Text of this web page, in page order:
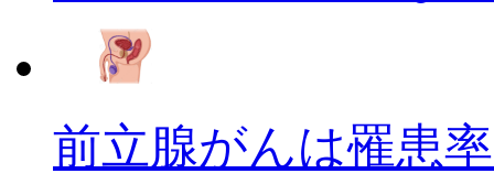
前立腺がんは罹患